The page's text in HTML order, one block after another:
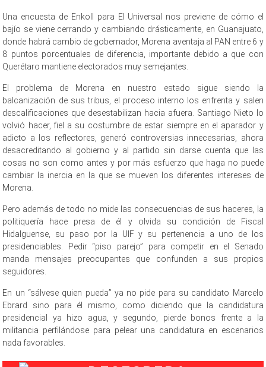
Una encuesta de Enkoll para El Universal nos previene de cómo el
bajío se viene cerrando y cambiando drásticamente, en Guanajuato,
donde habrá cambio de gobernador, Morena aventaja al PAN entre 6 y
8 puntos porcentuales de diferencia, importante debido a que con
Querétaro mantiene electorados muy semejantes.
El problema de Morena en nuestro estado sigue siendo la
balcanización de sus tribus, el proceso interno los enfrenta y salen
descalificaciones que desestabilizan hacia afuera. Santiago Nieto lo
volvió hacer, fiel a su costumbre de estar siempre en el aparador y
adicto a los reflectores, generó controversias innecesarias, ahora
desacreditando al gobierno y al partido sin darse cuenta que las
cosas no son como antes y por más esfuerzo que haga no puede
cambiar la inercia en la que se mueven los diferentes intereses de
Morena.
Pero además de todo no mide las consecuencias de sus haceres, la
politiquería hace presa de él y olvida su condición de Fiscal
Hidalguense, su paso por la UIF y su pertenencia a uno de los
presidenciables. Pedir “piso parejo” para competir en el Senado
manda mensajes preocupantes que confunden a sus propios
seguidores.
En un “sálvese quien pueda” ya no pide para su candidato Marcelo
Ebrard sino para él mismo, como diciendo que la candidatura
presidencial ya hizo agua, y segundo, pierde bonos frente a la
militancia perfilándose para pelear una candidatura en escenarios
nada favorables.